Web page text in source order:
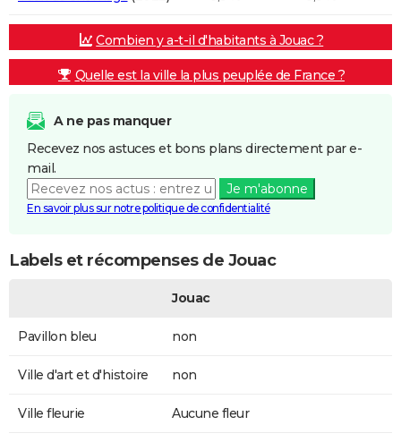
Combien y a-t-il d'habitants à Jouac ?
Quelle est la ville la plus peuplée de France ?
A ne pas manquer
Recevez nos astuces et bons plans directement par e-
mail.
Je m'abonne
En savoir plus sur notre politique de confidentialité
Labels et récompenses de Jouac
Jouac
Pavillon bleu non
Ville d'art et d'histoire non
Ville fleurie Aucune fleur